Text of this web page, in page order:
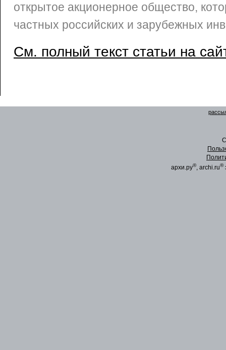
открытое акционерное общество,
частных российских и зарубежных
См. полный текст статьи на
архи.ру®, archi.ru®